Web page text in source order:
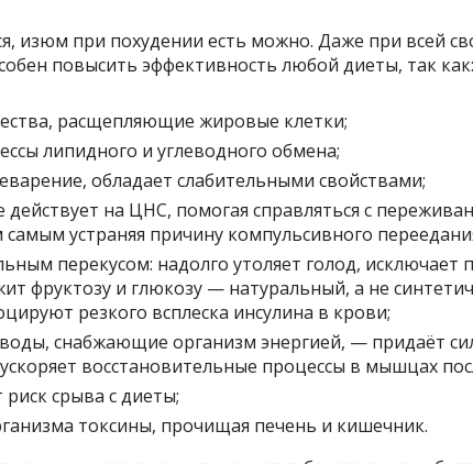
изюм при похудении есть можно. Даже при всей
повысить эффективность любой диеты, так как:
расщепляющие жировые клетки;
липидного и углеводного обмена;
обладает слабительными свойствами;
на ЦНС, помогая справляться с
самым устраняя причину компульсивного
перекусом: надолго утоляет голод, исключает
фруктозу и глюкозу — натуральный, а не
резкого всплеска инсулина в крови;
снабжающие организм энергией, — придаёт
восстановительные процессы в мышцах
срыва с диеты;
токсины, прочищая печень и кишечник.